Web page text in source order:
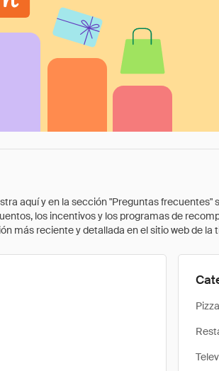
aquí y en la sección "Preguntas
los incentivos y los programas de
más reciente y detallada en el sitio web de la
Pizza